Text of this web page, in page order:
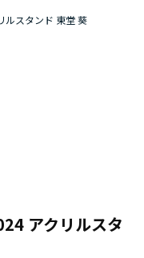
～雛宮蝶鼠と
ルスタンド 東堂 葵
アクリルスタ